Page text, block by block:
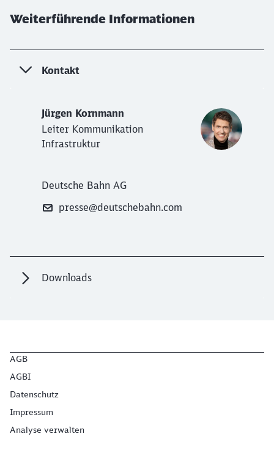
Weiterführende Informationen
Kontakt
Jürgen Kornmann
Leiter Kommunikation
Infrastruktur
Deutsche Bahn AG
presse@deutschebahn.com
Downloads
AGB
AGBI
Datenschutz
Impressum
Analyse verwalten